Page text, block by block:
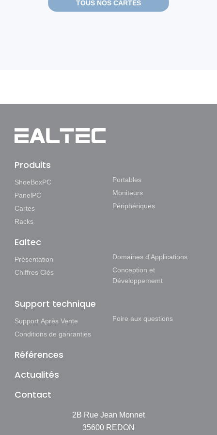
TOUS NOS CARTES
Produits
ShoeBoxPC
PanelPC
Cartes
Racks
Portables
Moniteurs
Périphériques
Ealtec
Présentation
Chiffres Clés
Domaines d'Applications
Conception et
Développememt
Support technique
Support Après Vente
Conditions de ganranties
Foire aux questions
Références
Actualités
Contact
2B Rue Jean Monnet
35600 REDON